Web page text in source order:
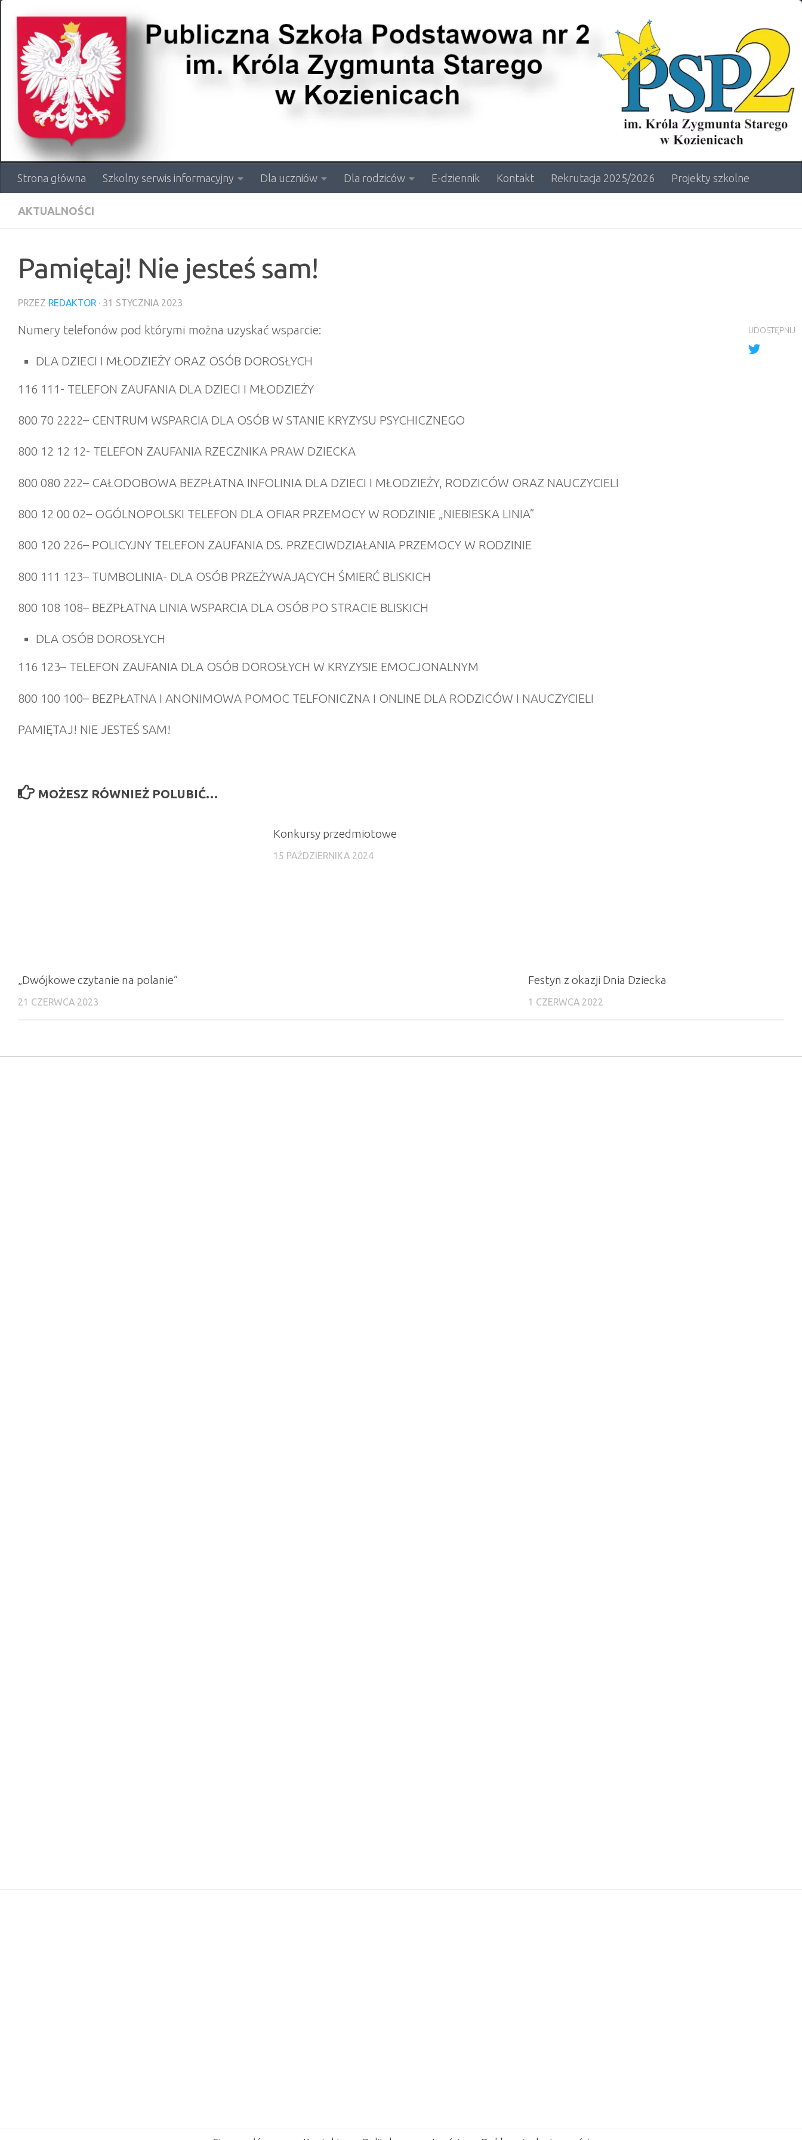
Przejdź do treści
Strona główna Szkolny serwis informacyjny Dla uczniów Dla rodziców E-dziennik Kontakt Rekrutacja 2025/2026 Projekty szkolne
AKTUALNOŚCI
Pamiętaj! Nie jesteś sam!
PRZEZ REDAKTOR · 31 STYCZNIA 2023
Numery telefonów pod którymi można uzyskać wsparcie:
DLA DZIECI I MŁODZIEŻY ORAZ OSÓB DOROSŁYCH
116 111- TELEFON ZAUFANIA DLA DZIECI I MŁODZIEŻY
800 70 2222– CENTRUM WSPARCIA DLA OSÓB W STANIE KRYZYSU PSYCHICZNEGO
800 12 12 12- TELEFON ZAUFANIA RZECZNIKA PRAW DZIECKA
800 080 222– CAŁODOBOWA BEZPŁATNA INFOLINIA DLA DZIECI I MŁODZIEŻY, RODZICÓW ORAZ NAUCZYCIELI
800 12 00 02– OGÓLNOPOLSKI TELEFON DLA OFIAR PRZEMOCY W RODZINIE „NIEBIESKA LINIA”
800 120 226– POLICYJNY TELEFON ZAUFANIA DS. PRZECIWDZIAŁANIA PRZEMOCY W RODZINIE
800 111 123– TUMBOLINIA- DLA OSÓB PRZEŻYWAJĄCYCH ŚMIERĆ BLISKICH
800 108 108– BEZPŁATNA LINIA WSPARCIA DLA OSÓB PO STRACIE BLISKICH
DLA OSÓB DOROSŁYCH
116 123– TELEFON ZAUFANIA DLA OSÓB DOROSŁYCH W KRYZYSIE EMOCJONALNYM
800 100 100– BEZPŁATNA I ANONIMOWA POMOC TELFONICZNA I ONLINE DLA RODZICÓW I NAUCZYCIELI
PAMIĘTAJ! NIE JESTEŚ SAM!
UDOSTĘPNIJ
MOŻESZ RÓWNIEŻ POLUBIĆ…
„Dwójkowe czytanie na polanie”
21 CZERWCA 2023
Konkursy przedmiotowe
15 PAŹDZIERNIKA 2024
Festyn z okazji Dnia Dziecka
1 CZERWCA 2022